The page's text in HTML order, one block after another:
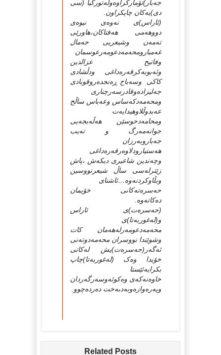
جه‌بار)تۆمارکراوه‌وله‌تورکیا (سی
دی)یه‌کان چاپکراون.
(ئاراس)ی نه‌وه‌ی نیوه‌ی
دووهه‌می هه‌فتاکان،هاورێی
ته‌مه‌ن وشیعریی جه‌مال
غه‌مبارومحه‌مه‌دعومه‌رعوسمان
وفاتیح عزالدین
وئه‌بوبه‌کرقه‌ره‌داغی ودڵشادی
کاکی وسه‌باح ڕه‌نجده‌روقوبادی
جه‌لیزاده‌وقادرسه‌رچناری
ومحه‌مه‌دکه‌ساس وعه‌باس ساڵح
عه‌بدوڵلاوهیدایه‌ت
ومحامه‌دحوسێن هه‌ڵه‌بجه‌یی
جوانه‌مه‌رگ و‌ ته‌یب
جه‌باروبه‌رزان
هه‌ستیارودلاوه‌رقه‌ره‌داغی
وچه‌ندین شاعیری دیکه‌ش ،پاش
زێترله‌سی ساڵ شیعرنووسین
وبڵاوکردنه‌وه‌…ئاشنای
حه‌سره‌ته‌کانی خۆیمان
ده‌کاته‌وه‌.
(حه‌سره‌ت)ی ئاراس
و(له‌غوربه‌تا)ی
محه‌مه‌دعومه‌رله‌هه‌مان کات
وشوێندا نووسران محه‌مه‌دوته‌نی
ئه‌گه‌ر(حه‌سره‌ت)یش له‌کاتی
خۆیدا وه‌ک (له‌غوربه‌تا)چاپ
بکرایه‌ئێستا
خاوه‌نه‌که‌ی وه‌کوئه‌وسه‌رگه‌ردان
وپه‌ره‌وازه‌وبه‌دبه‌خت ده‌رده‌چوو.
Related Posts